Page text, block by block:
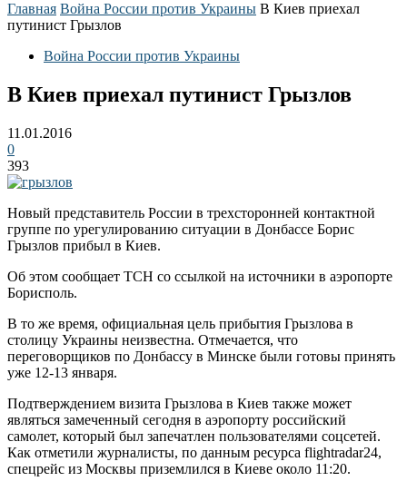
Главная Война России против Украины В Киев приехал
путинист Грызлов
Война России против Украины
В Киев приехал путинист Грызлов
11.01.2016
0
393
Новый представитель России в трехсторонней контактной
группе по урегулированию ситуации в Донбассе Борис
Грызлов прибыл в Киев.
Об этом сообщает ТСН со ссылкой на источники в аэропорте
Борисполь.
В то же время, официальная цель прибытия Грызлова в
столицу Украины неизвестна. Отмечается, что
переговорщиков по Донбассу в Минске были готовы принять
уже 12-13 января.
Подтверждением визита Грызлова в Киев также может
являться замеченный сегодня в аэропорту российский
самолет, который был запечатлен пользователями соцсетей.
Как отметили журналисты, по данным ресурса flightradar24,
спецрейс из Москвы приземлился в Киеве около 11:20.